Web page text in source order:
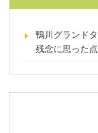
鴨川グランド
残念に思った